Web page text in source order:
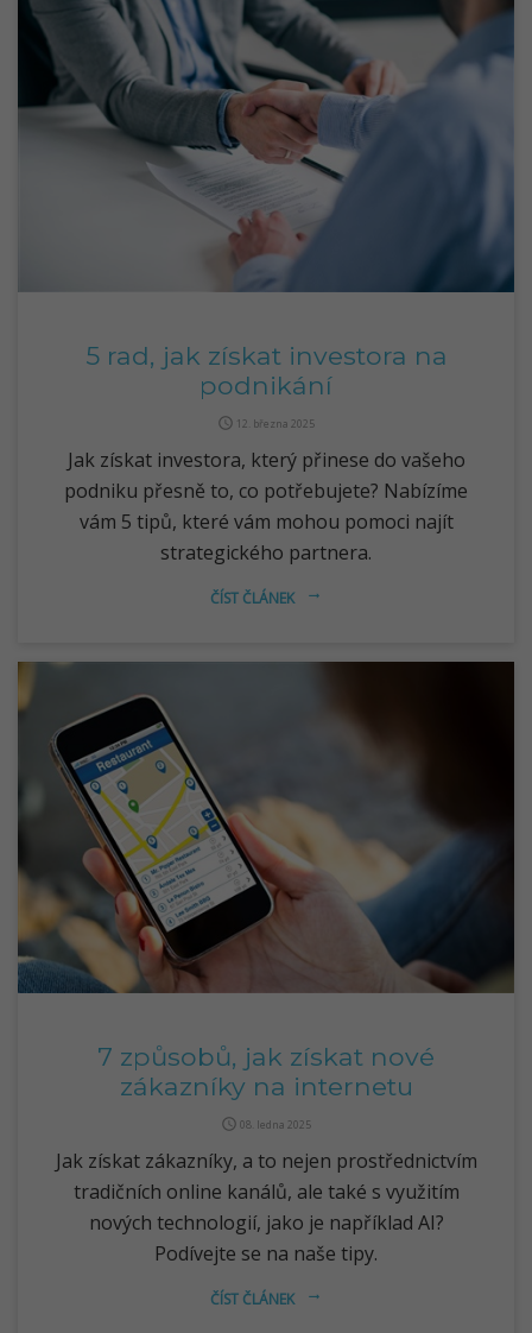
5 rad, jak získat investora na
podnikání
query_builder 12. března 2025
Jak získat investora, který přinese do vašeho
podniku přesně to, co potřebujete? Nabízíme
vám 5 tipů, které vám mohou pomoci najít
strategického partnera.
arrow_right_alt
ČÍST ČLÁNEK
7 způsobů, jak získat nové
zákazníky na internetu
query_builder 08. ledna 2025
Jak získat zákazníky, a to nejen prostřednictvím
tradičních online kanálů, ale také s využitím
nových technologií, jako je například AI?
Podívejte se na naše tipy.
arrow_right_alt
ČÍST ČLÁNEK